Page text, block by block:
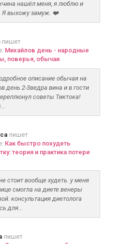
нашёл меня, я люблю и
Я выхожу замуж. ❤️
пишет
Михайлов день - народные
поверья, обычаи
описание обычая на
день.2-3ведра вина и в гости
советы Тиктока!
пишет
Как быстро похудеть
теория и практика потери
стоит вообще худеть. у меня
смогла на диете венеры
консультация диетолога
для...
пишет